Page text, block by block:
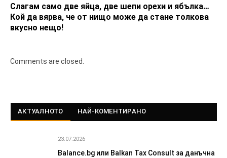
Слагам само две яйца, две шепи орехи и ябълка…
Кой да вярва, че от нищо може да стане толкова
вкусно нещо!
Comments are closed.
АКТУАЛНОТО НАЙ-КОМЕНТИРАНО
23.07.2026
Balance.bg или Balkan Tax Consult за данъчна